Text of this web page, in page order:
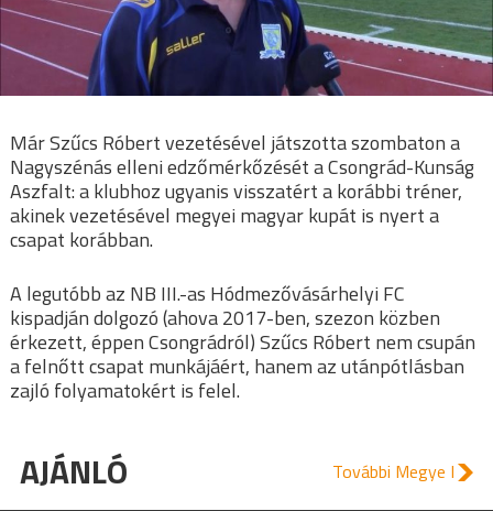
Már Szűcs Róbert vezetésével játszotta szombaton a
Nagyszénás elleni edzőmérkőzését a Csongrád-Kunság
Aszfalt: a klubhoz ugyanis visszatért a korábbi tréner,
akinek vezetésével megyei magyar kupát is nyert a
csapat korábban.
A legutóbb az NB III.-as Hódmezővásárhelyi FC
kispadján dolgozó (ahova 2017-ben, szezon közben
érkezett, éppen Csongrádról) Szűcs Róbert nem csupán
a felnőtt csapat munkájáért, hanem az utánpótlásban
zajló folyamatokért is felel.
AJÁNLÓ További Megye I